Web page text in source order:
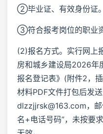
②毕业证、有效身份证。
③符合报考岗位的职业
(2)报名方式。实行网上
房和城乡建设局2026年
报名登记表》(附件2，
材料PDF文件打包后发
dlzzjjrsk@163.com，
名+电话号码”，未按要